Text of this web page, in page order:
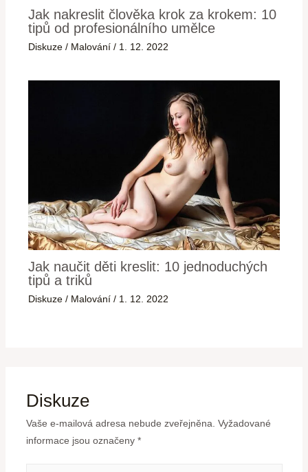
Jak nakreslit člověka krok za krokem: 10
tipů od profesionálního umělce
Diskuze / Malování / 1. 12. 2022
Jak naučit děti kreslit: 10 jednoduchých
tipů a triků
Diskuze / Malování / 1. 12. 2022
Diskuze
Vaše e-mailová adresa nebude zveřejněna. Vyžadované
informace jsou označeny *